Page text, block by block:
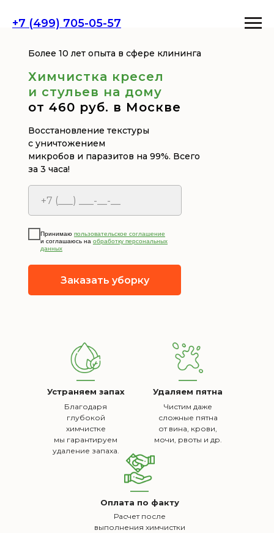
+7 (499) 705-05-57
Принимаю пользовательское соглашение
и соглашаюсь на обработку персональных
данных
Заказать уборку
Химчистка кресел
и стульев на дому
от 460 руб. в Москве
Восстановление текстуры
с уничтожением
микробов и паразитов на 99%. Всего
за 3 часа!
Более 10 лет опыта в сфере клининга
Оплата по факту
Расчет после
выполнения химчистки
Чистим даже
сложные пятна
от вина, крови,
мочи, рвоты и др.
Удаляем пятна
Благодаря
глубокой
химчистке
мы гарантируем
удаление запаха.
Устраняем запах